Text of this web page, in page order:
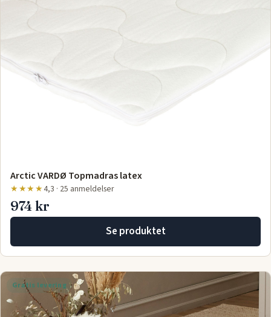
Arctic VARDØ Topmadras latex
★★★★4,3 · 25 anmeldelser
974 kr
Se produktet
Gratis levering